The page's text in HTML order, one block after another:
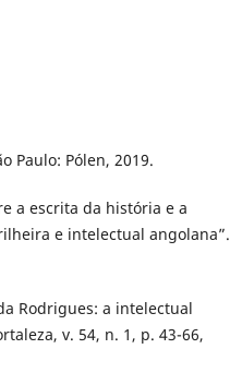
Paulo: Pólen, 2019.
a escrita da história e a
e intelectual angolana”.
Rodrigues: a intelectual
v. 54, n. 1, p. 43-66,